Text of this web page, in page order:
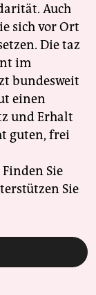
Auch
sich vor Ort
Die taz
im
bundesweit
einen
und Erhalt
guten, frei
Sie
Sie